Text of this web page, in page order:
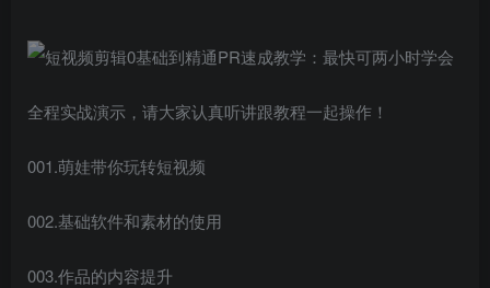
全程实战演示，请大家认真听讲跟教程一起操作！
001.萌娃带你玩转短视频
002.基础软件和素材的使用
003.作品的内容提升